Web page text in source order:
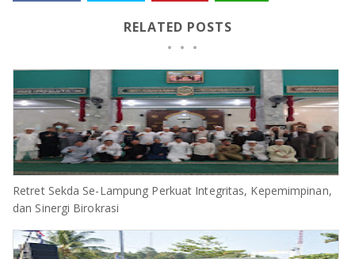
RELATED POSTS
Retret Sekda Se-Lampung Perkuat Integritas, Kepemimpinan,
dan Sinergi Birokrasi